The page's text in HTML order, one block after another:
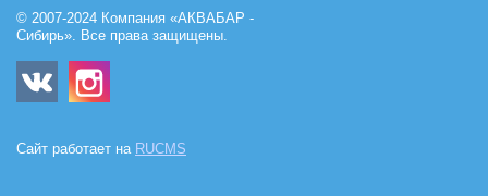
© 2007-2024 Компания «АКВАБАР -
Сибирь». Все права защищены.
Сайт работает на RUCMS